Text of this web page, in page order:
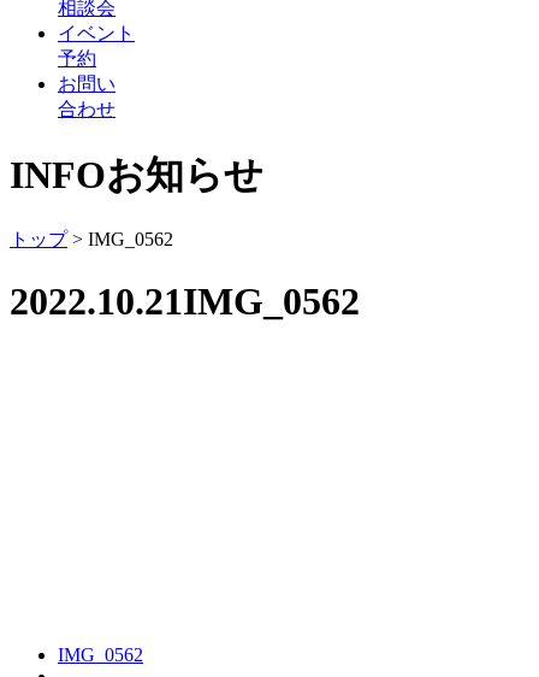
相談会
イベント
予約
お問い
合わせ
INFOお知らせ
トップ> IMG_0562
2022.10.21IMG_0562
IMG_0562